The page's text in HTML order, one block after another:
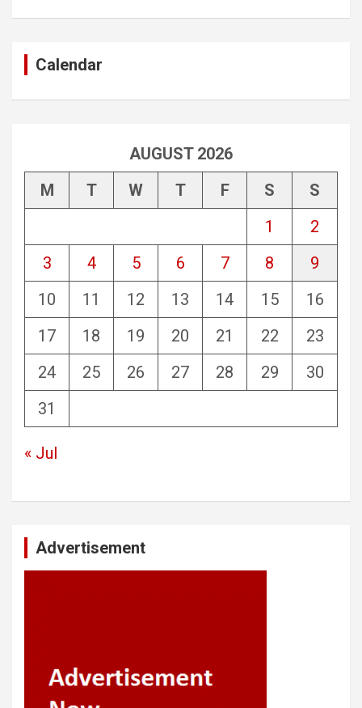
Calendar
AUGUST 2026
M
T W T F S
S
1
2
3
4 5 6 7 8
9
10
11 12 13 14 15
16
17
18 19 20 21 22
23
24
25 26 27 28 29
30
31
« Jul
Advertisement